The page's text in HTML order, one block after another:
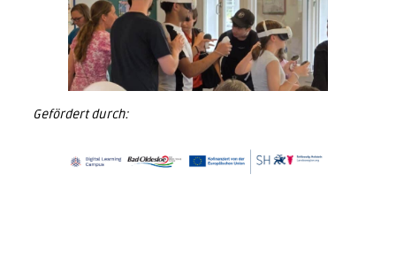
Gefördert durch: